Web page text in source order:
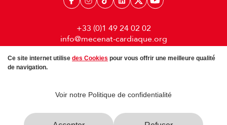
+33 (0)1 49 24 02 02
info@mecenat-cardiaque.org
33, rue Saint-Augustin 75002 Paris
Ce site internet utilise des Cookies pour vous offrir une meilleure qualité
de navigation.
Voir notre Politique de confidentialité